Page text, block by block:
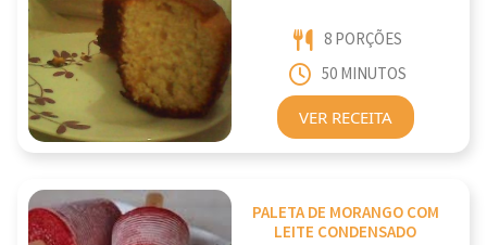
8 PORÇÕES
50 MINUTOS
VER RECEITA
PALETA DE MORANGO COM
LEITE CONDENSADO